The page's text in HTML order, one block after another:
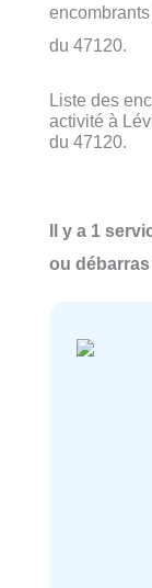
du 47120.
Liste des
activité à
du 47120.
Il y a 1
ou